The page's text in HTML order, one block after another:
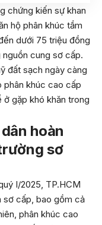
chứng kiến sự khan
hộ phân khúc tầm
dưới 75 triệu đồng
cung sơ cấp.
đất sạch ngày càng
phân khúc cao cấp
ở gặp khó khăn trong
hoàn
sơ
I/2025, TP.HCM
sơ cấp, bao gồm cả
phân khúc cao